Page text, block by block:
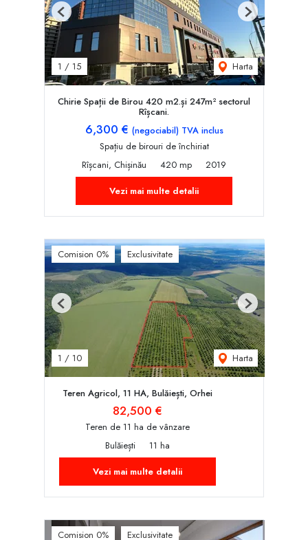
1 / 15 Harta
Previous Next
Chirie Spații de Birou 420 m2.și 247m² sectorul
Rîșcani.
6,300 € (negociabil) TVA inclus
Spațiu de birouri de închiriat
Rîșcani, Chișinău
420 mp
2019
Vezi mai multe detalii
Comision 0% Exclusivitate
1 / 10 Harta
Previous Next
Teren Agricol, 11 HA, Bulăiești, Orhei
82,500 €
Teren de 11 ha de vânzare
Bulăiești
11 ha
Vezi mai multe detalii
Comision 0% Exclusivitate